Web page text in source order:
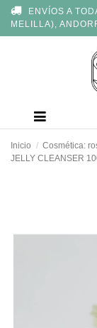
Nota:
este
ENVÍOS A
MELILLA),
Inicio Cosmética:
JELLY CLEANSER